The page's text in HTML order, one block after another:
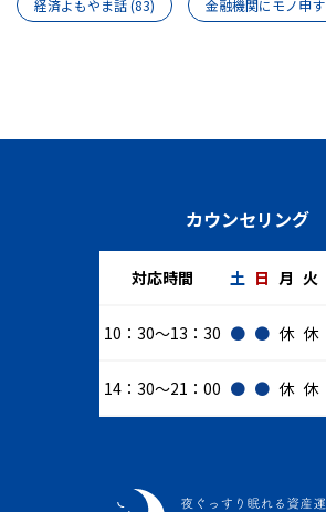
経済よもやま話(83) 金融機関にモノ申す
カウンセリング
対応時間 土 日 月 火
10：30～13：30 ● ● 休 休
14：30～21：00 ● ● 休 休